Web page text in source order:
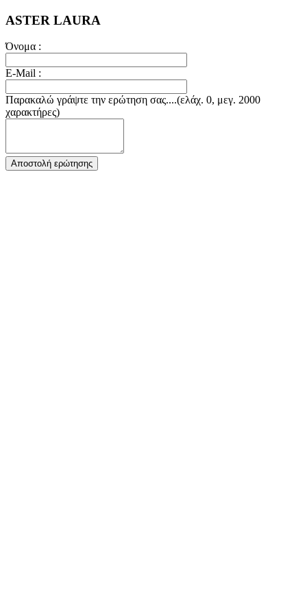
ASTER LAURA
Όνομα :
E-Mail :
Παρακαλώ γράψτε την ερώτηση σας....(ελάχ. 0, μεγ. 2000
χαρακτήρες)
Αποστολή ερώτησης